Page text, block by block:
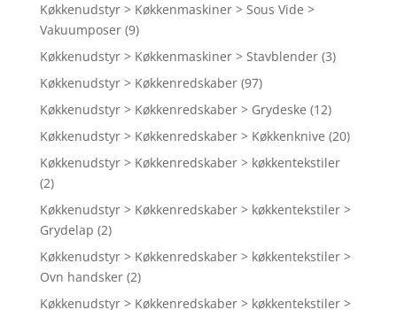
Køkkenudstyr > Køkkenmaskiner > Sous Vide >
Vakuumposer (9)
Køkkenudstyr > Køkkenmaskiner > Stavblender (3)
Køkkenudstyr > Køkkenredskaber (97)
Køkkenudstyr > Køkkenredskaber > Grydeske (12)
Køkkenudstyr > Køkkenredskaber > Køkkenknive (20)
Køkkenudstyr > Køkkenredskaber > køkkentekstiler
(2)
Køkkenudstyr > Køkkenredskaber > køkkentekstiler >
Grydelap (2)
Køkkenudstyr > Køkkenredskaber > køkkentekstiler >
Ovn handsker (2)
Køkkenudstyr > Køkkenredskaber > køkkentekstiler >